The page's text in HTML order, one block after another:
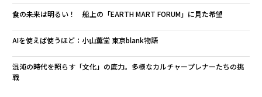
食の未来は明るい！ 船上の「EARTH MART FORUM」に見た希望
AIを使えば使うほど：小山薫堂 東京blank物語
混沌の時代を照らす「文化」の底力。多様なカルチャープレナーたちの挑
戦